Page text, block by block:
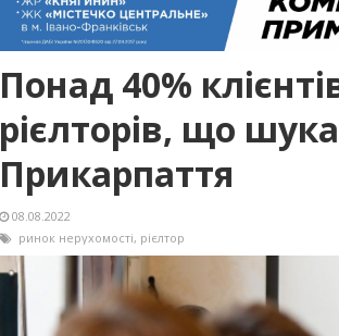
Понад 40%
рієлторів, що
Прикарпаття
08.08.2022
ринок нерухомості, рієлтор